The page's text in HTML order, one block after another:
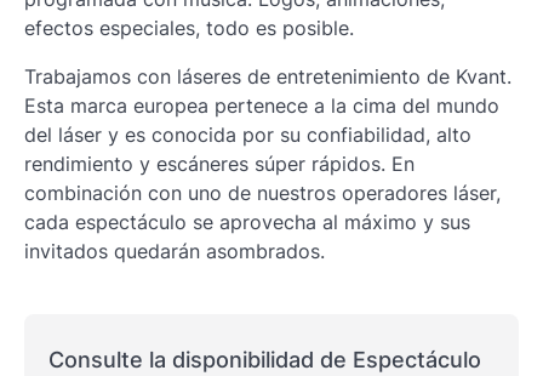
efectos especiales, todo es posible.
Trabajamos con láseres de entretenimiento de Kvant.
Esta marca europea pertenece a la cima del mundo
del láser y es conocida por su confiabilidad, alto
rendimiento y escáneres súper rápidos. En
combinación con uno de nuestros operadores láser,
cada espectáculo se aprovecha al máximo y sus
invitados quedarán asombrados.
Consulte la disponibilidad de Espectáculo